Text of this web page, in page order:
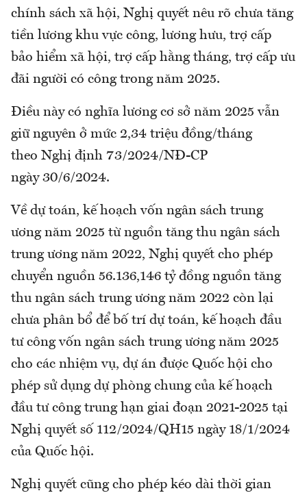
chính sách xã hội, Nghị quyết nêu rõ chưa tăng
tiền lương khu vực công, lương hưu, trợ cấp
bảo hiểm xã hội, trợ cấp hằng tháng, trợ cấp ưu
đãi người có công trong năm 2025.
Điều này có nghĩa lương cơ sở năm 2025 vẫn
giữ nguyên ở mức 2,34 triệu đồng/tháng
theo Nghị định 73/2024/NĐ-CP
ngày 30/6/2024.
Về dự toán, kế hoạch vốn ngân sách trung
ương năm 2025 từ nguồn tăng thu ngân sách
trung ương năm 2022, Nghị quyết cho phép
chuyển nguồn 56.136,146 tỷ đồng nguồn tăng
thu ngân sách trung ương năm 2022 còn lại
chưa phân bổ để bố trí dự toán, kế hoạch đầu
tư công vốn ngân sách trung ương năm 2025
cho các nhiệm vụ, dự án được Quốc hội cho
phép sử dụng dự phòng chung của kế hoạch
đầu tư công trung hạn giai đoạn 2021-2025 tại
Nghị quyết số 112/2024/QH15 ngày 18/1/2024
của Quốc hội.
Nghị quyết cũng cho phép kéo dài thời gian